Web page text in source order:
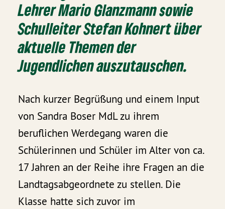
Lehrer Mario Glanzmann sowie
Schulleiter Stefan Kohnert über
aktuelle Themen der
Jugendlichen auszutauschen.
Nach kurzer Begrüßung und einem Input
von Sandra Boser MdL zu ihrem
beruflichen Werdegang waren die
Schülerinnen und Schüler im Alter von ca.
17 Jahren an der Reihe ihre Fragen an die
Landtagsabgeordnete zu stellen. Die
Klasse hatte sich zuvor im